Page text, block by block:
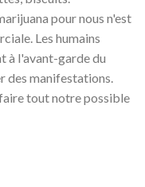
pour nous n'est
Les humains
à l'avant-garde du
des manifestations.
tout notre possible